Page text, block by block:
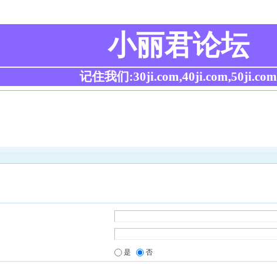
小丽君论坛
记住我们:30ji.com,40ji.com,50ji.com
是 否